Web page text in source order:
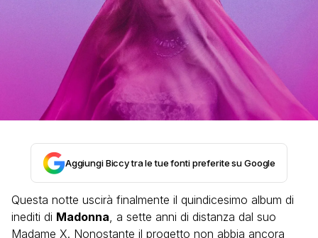
Aggiungi Biccy tra le tue fonti preferite su Google
Questa notte uscirà finalmente il quindicesimo album di
inediti di Madonna, a sette anni di distanza dal suo
Madame X. Nonostante il progetto non abbia ancora